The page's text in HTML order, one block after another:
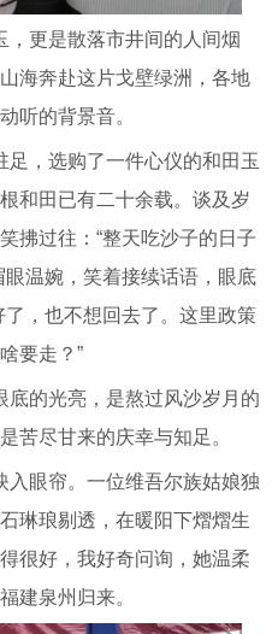
更是散落市井间的人间烟
海奔赴这片戈壁绿洲，各地
听的背景音。
，选购了一件心仪的和田玉
和田已有二十余载。谈及岁
拂过往：“整天吃沙子的日子
温婉，笑着接续话语，眼底
，也不想回去了。这里政策
要走？”
的光亮，是熬过风沙岁月的
苦尽甘来的庆幸与知足。
眼帘。一位维吾尔族姑娘独
琳琅剔透，在暖阳下熠熠生
很好，我好奇问询，她温柔
建泉州归来。